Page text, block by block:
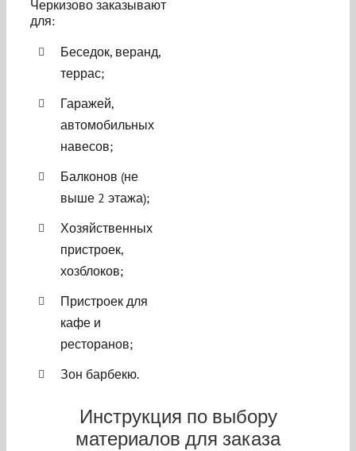
Черкизово заказывают
для:
Беседок, веранд,
террас;
Гаражей,
автомобильных
навесов;
Балконов (не
выше 2 этажа);
Хозяйственных
пристроек,
хозблоков;
Пристроек для
кафе и
ресторанов;
Зон барбекю.
Инструкция по выбору
материалов для заказа